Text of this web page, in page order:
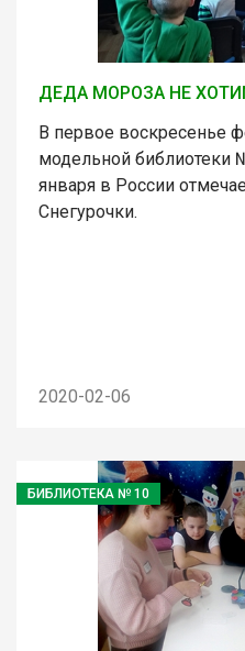
ДЕДА МОРОЗА НЕ
В первое воскресенье
модельной библиотеки
января в России
Снегурочки.
2020-02-06
БИБЛИОТЕКА № 10